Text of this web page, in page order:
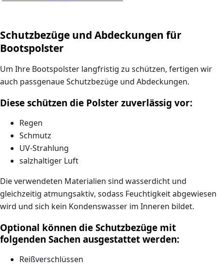
Schutzbezüge und Abdeckungen für
Bootspolster
Um Ihre Bootspolster langfristig zu schützen, fertigen wir
auch passgenaue Schutzbezüge und Abdeckungen.
Diese schützen die Polster zuverlässig vor:
Regen
Schmutz
UV-Strahlung
salzhaltiger Luft
Die verwendeten Materialien sind wasserdicht und
gleichzeitig atmungsaktiv, sodass Feuchtigkeit abgewiesen
wird und sich kein Kondenswasser im Inneren bildet.
Optional können die Schutzbezüge mit
folgenden Sachen ausgestattet werden:
Reißverschlüssen